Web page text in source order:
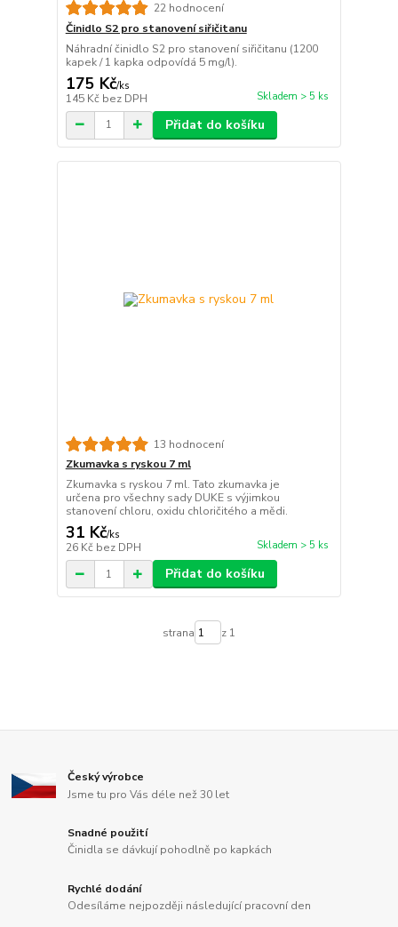
22 hodnocení
Činidlo S2 pro stanovení siřičitanu
Náhradní činidlo S2 pro stanovení siřičitanu (1200
kapek / 1 kapka odpovídá 5 mg/l).
175 Kč/ks
145 Kč bez DPH Skladem > 5 ks
Přidat do košíku
13 hodnocení
Zkumavka s ryskou 7 ml
Zkumavka s ryskou 7 ml. Tato zkumavka je
určena pro všechny sady DUKE s výjimkou
stanovení chloru, oxidu chloričitého a mědi.
31 Kč/ks
26 Kč bez DPH Skladem > 5 ks
Přidat do košíku
strana z 1
Český výrobce
Jsme tu pro Vás déle než 30 let
Snadné použití
Činidla se dávkují pohodlně po kapkách
Rychlé dodání
Odesíláme nejpozději následující pracovní den